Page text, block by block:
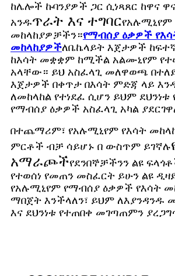
ከሌሎች ኩባንያዎች ጋር ሲነጻጸር ከዋና
አንዱጥራት እና ተግባርየአሉሚኒየም
መከላከያዎቻችን።የማብሰያ ዕቃዎች
መከላከያዎችለቤኬላይት እጀታዎች
ከእሳት መቋቋም ከሚችል አልሙኒየም
አላቸው። ይህ አስፈላጊ መለዋወጫ
እጀታዎች በቀጥታ በእሳት ምድጃ ላይ
ለመከላከል የተነደፈ ሲሆን ይህም ደህንነቱ
የማብሰያ ዕቃዎች አስፈላጊ አካል
በተጨማሪም፣ የአሉሚኒየም የእሳት
ምርቶች ብቻ ሳይሆኑ በ ውስጥም ይገኛሉ
አማራጮችየደንበኞቻችንን ልዩ
የተወሰነ የመጠን መስፈርት ይሁን ልዩ
የአሉሚኒየም የማብሰያ ዕቃዎች የእሳት
ማበጀት እንችላለን፣ ይህም ለእያንዳንዱ
እና ደህንነቱ የተጠበቀ መገጣጠምን